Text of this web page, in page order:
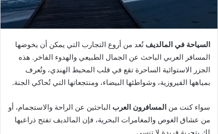
السياحة في المالديف تُعد من أروع التجارب التي يمكن أن يخوضها
المسافر العربي الباحث عن الجمال الطبيعي والهدوء الفاخر. هذه
الجزر الاستوائية الساحرة تقع في قلب المحيط الهندي، وتُعرف
بمياهها الفيروزية، وشواطئها البيضاء، ومنتجعاتها التي تُحاكي الجنة.
سواء كنت من المسافرون العرب الباحثين عن الراحة والاستجمام، أو
من عشاق الغوص والمغامرات البحرية، فإن المالديف تفتح ذراعيها
لك بتجربة فريدة لا تنسى.